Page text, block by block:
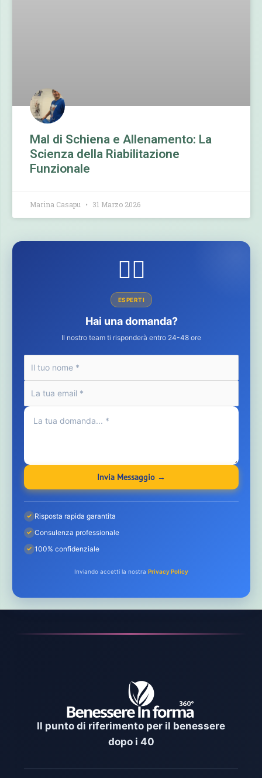
Mal di Schiena e Allenamento: La
Scienza della Riabilitazione
Funzionale
Marina Casapu 31 Marzo 2026
👩‍⚕️
ESPERTI
Hai una domanda?
Il nostro team ti risponderà entro 24-48 ore
Invia Messaggio →
✓ Risposta rapida garantita
✓ Consulenza professionale
✓ 100% confidenziale
Inviando accetti la nostra Privacy Policy
Il punto di riferimento per il benessere
dopo i 40